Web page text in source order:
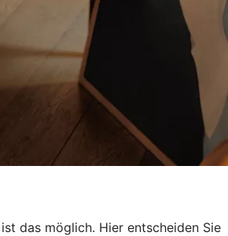
das möglich. Hier entscheiden Sie